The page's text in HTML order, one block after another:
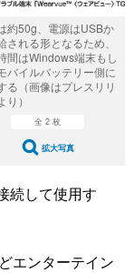
写真
約50g、電源はUSBか
される形となるため、
間はWindows端末もし
バイルバッテリー側に
る（画像はプレスリリ
り）
全 2 枚
拡大写真
続して使用す
エンターテイン